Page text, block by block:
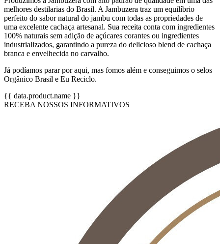
melhores destilarias do Brasil. A Jambuzera traz um equilíbrio
perfeito do sabor natural do jambu com todas as propriedades de
uma excelente cachaça artesanal. Sua receita conta com ingredientes
100% naturais sem adição de açúcares corantes ou ingredientes
industrializados, garantindo a pureza do delicioso blend de cachaça
branca e envelhecida no carvalho.
Já podíamos parar por aqui, mas fomos além e conseguimos o selos
Orgânico Brasil e Eu Reciclo.
{{ data.product.name }}
RECEBA NOSSOS INFORMATIVOS